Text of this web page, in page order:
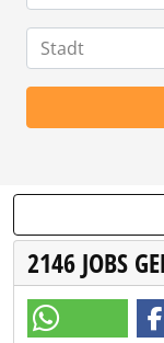
2146 JOBS